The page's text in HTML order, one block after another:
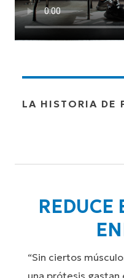
LA HISTORIA DE
REDUCE
“Sin ciertos
una prótesis gastan